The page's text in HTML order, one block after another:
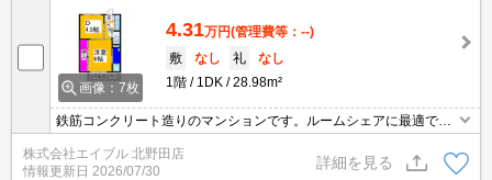
画像：7枚
4.31万円(管理費等：--)
敷
なし 礼
なし
1階
1DK 28.98m²
鉄筋コンクリート造りのマンションです。ルームシェアに最適で
ください!。
株式会社エイブル 北野田店
情報更新日 2026/07/30
詳細を見る